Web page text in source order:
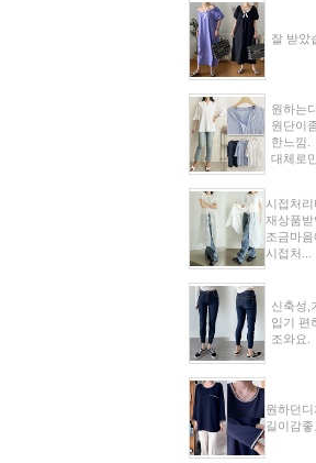
잘 받았
원하는
원단이
한느낌.
대체로
시접처
재상품
조금마
시접처...
신축성,
입기 편
조와요.
원하던디
길이감